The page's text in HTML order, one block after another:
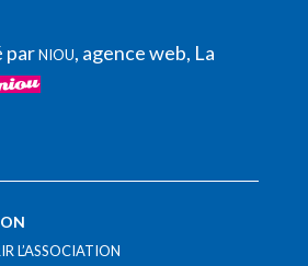
parNIOU, agence web, La
L’ASSOCIATION